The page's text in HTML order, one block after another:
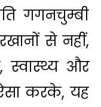
गगनचुम्‍बी
से नहीं,
स्वास्थ्य और
ऐसा करके, यह